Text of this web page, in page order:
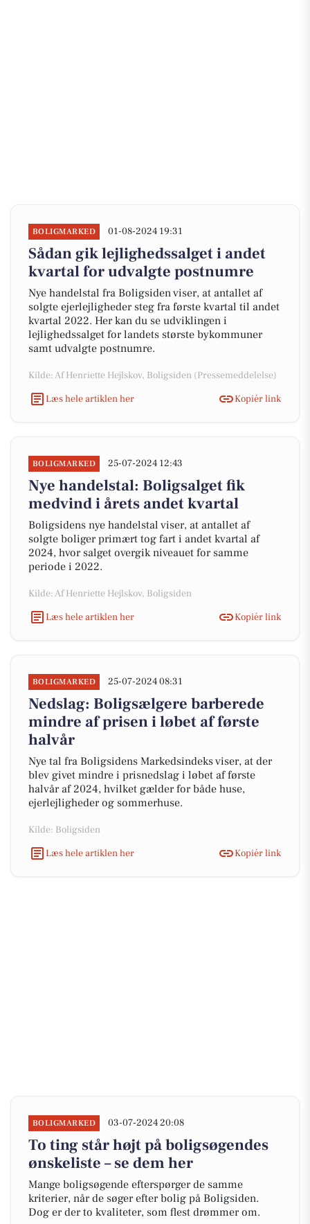
BOLIGMARKED 01-08-2024 19:31
Sådan gik lejlighedssalget i andet
kvartal for udvalgte postnumre
Nye handelstal fra Boligsiden viser, at antallet af
solgte ejerlejligheder steg fra første kvartal til andet
kvartal 2022. Her kan du se udviklingen i
lejlighedssalget for landets største bykommuner
samt udvalgte postnumre.
Kilde: Af Henriette Hejlskov, Boligsiden (Pressemeddelelse)
Læs hele artiklen her
Kopiér link
BOLIGMARKED 25-07-2024 12:43
Nye handelstal: Boligsalget fik
medvind i årets andet kvartal
Boligsidens nye handelstal viser, at antallet af
solgte boliger primært tog fart i andet kvartal af
2024, hvor salget overgik niveauet for samme
periode i 2022.
Kilde: Af Henriette Hejlskov, Boligsiden
Læs hele artiklen her
Kopiér link
BOLIGMARKED 25-07-2024 08:31
Nedslag: Boligsælgere barberede
mindre af prisen i løbet af første
halvår
Nye tal fra Boligsidens Markedsindeks viser, at der
blev givet mindre i prisnedslag i løbet af første
halvår af 2024, hvilket gælder for både huse,
ejerlejligheder og sommerhuse.
Kilde: Boligsiden
Læs hele artiklen her
Kopiér link
BOLIGMARKED 03-07-2024 20:08
To ting står højt på boligsøgendes
ønskeliste – se dem her
Mange boligsøgende efterspørger de samme
kriterier, når de søger efter bolig på Boligsiden.
Dog er der to kvaliteter, som flest drømmer om.